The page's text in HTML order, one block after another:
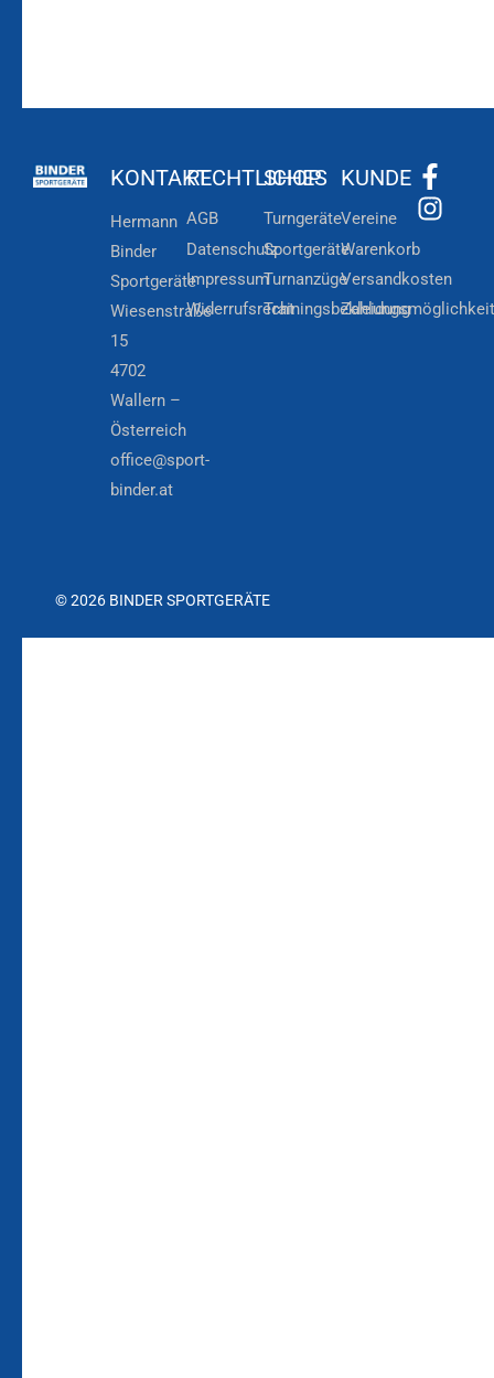
KONTAKT
Hermann
Binder
Sportgeräte
Wiesenstraße
15
4702
Wallern –
Österreich
office@sport-
binder.at
RECHTLICHES
AGB
Datenschutz
Impressum
Widerrufsrecht
SHOP
Turngeräte
Sportgeräte
Turnanzüge
Trainingsbekleidung
KUNDE
Vereine
Warenkorb
Versandkosten
© 2026 BINDER SPORTGERÄTE